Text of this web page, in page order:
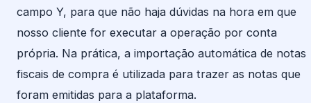
campo Y, para que não haja dúvidas na hora em que
nosso cliente for executar a operação por conta
própria. Na prática, a importação automática de notas
fiscais de compra é utilizada para trazer as notas que
foram emitidas para a plataforma.